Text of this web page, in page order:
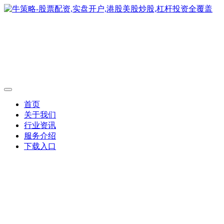
首页
关于我们
行业资讯
服务介绍
下载入口